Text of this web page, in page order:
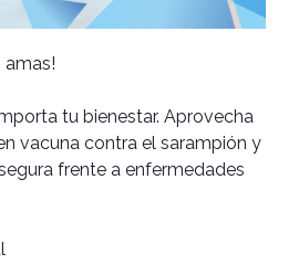
amas!
tu bienestar. Aprovecha
vacuna contra el sarampión y
frente a enfermedades